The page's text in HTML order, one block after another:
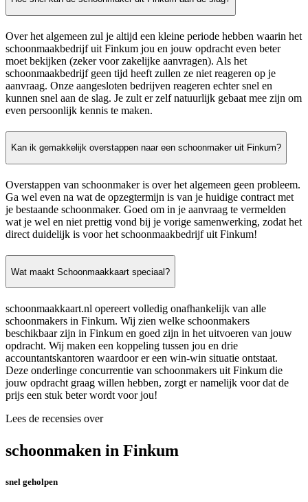
Over het algemeen zul je altijd een kleine periode hebben waarin het
schoonmaakbedrijf uit Finkum jou en jouw opdracht even beter
moet bekijken (zeker voor zakelijke aanvragen). Als het
schoonmaakbedrijf geen tijd heeft zullen ze niet reageren op je
aanvraag. Onze aangesloten bedrijven reageren echter snel en
kunnen snel aan de slag. Je zult er zelf natuurlijk gebaat mee zijn om
even persoonlijk kennis te maken.
Kan ik gemakkelijk overstappen naar een schoonmaker uit Finkum?
Overstappen van schoonmaker is over het algemeen geen probleem.
Ga wel even na wat de opzegtermijn is van je huidige contract met
je bestaande schoonmaker. Goed om in je aanvraag te vermelden
wat je wel en niet prettig vond bij je vorige samenwerking, zodat het
direct duidelijk is voor het schoonmaakbedrijf uit Finkum!
Wat maakt Schoonmaakkaart speciaal?
schoonmaakkaart.nl opereert volledig onafhankelijk van alle
schoonmakers in Finkum. Wij zien welke schoonmakers
beschikbaar zijn in Finkum en goed zijn in het uitvoeren van jouw
opdracht. Wij maken een koppeling tussen jou en drie
accountantskantoren waardoor er een win-win situatie ontstaat.
Deze onderlinge concurrentie van schoonmakers uit Finkum die
jouw opdracht graag willen hebben, zorgt er namelijk voor dat de
prijs een stuk beter wordt voor jou!
Lees de recensies over
schoonmaken in Finkum
snel geholpen